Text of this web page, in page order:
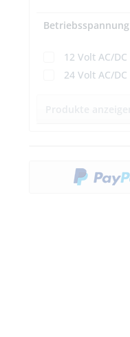
Betriebsspannung
12 Volt AC/DC
24 Volt AC/DC